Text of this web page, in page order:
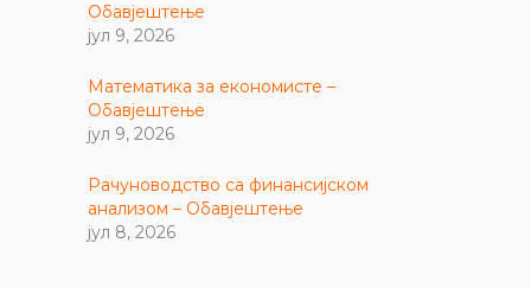
Обавјештење
јул 9, 2026
Математика за економисте –
Обавјештење
јул 9, 2026
Рачуноводство са финансијском
анализом – Обавјештење
јул 8, 2026